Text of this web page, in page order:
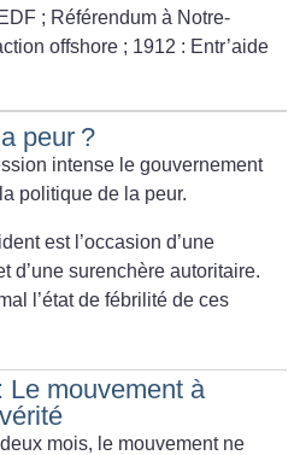
; Référendum à Notre-
offshore ; 1912 : Entr’aide
peur ?
intense le gouvernement
la politique de la peur.
est l’occasion d’une
d’une surenchère autoritaire.
l’état de fébrilité de ces
Le mouvement à
mois, le mouvement ne